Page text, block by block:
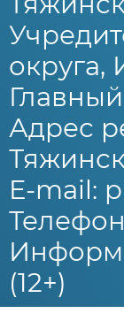
округа,
Адрес
E-mail:
(12+)